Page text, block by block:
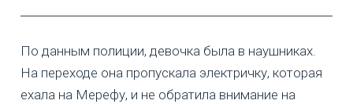
По данным полиции, девочка была в наушниках.
На переходе она пропускала электричку, которая
ехала на Мерефу, и не обратила внимание на